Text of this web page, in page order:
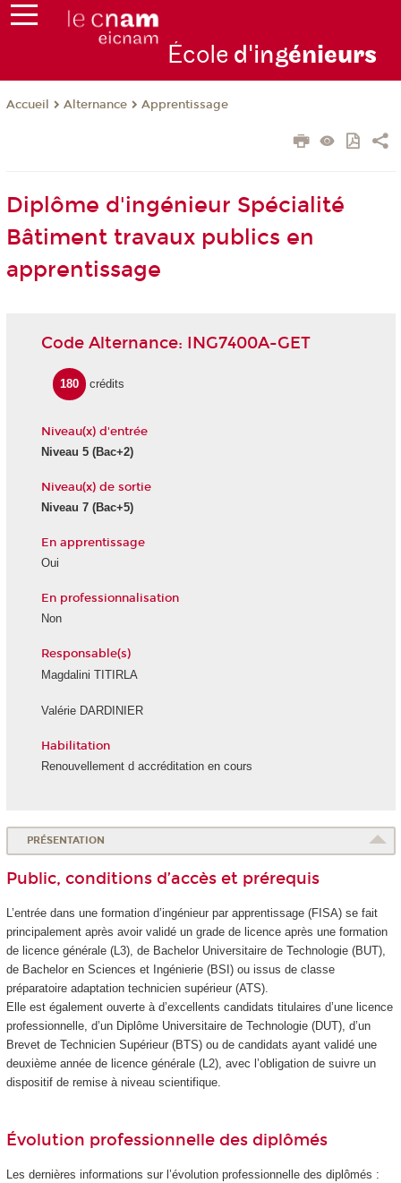
École d'ingénieurs
Accueil Alternance Apprentissage
Diplôme d'ingénieur Spécialité
Bâtiment travaux publics en
apprentissage
Code Alternance: ING7400A-GET
180 crédits
Niveau(x) d'entrée
Niveau 5(Bac+2)
Niveau(x) de sortie
Niveau 7(Bac+5)
En apprentissage
Oui
En professionnalisation
Non
Responsable(s)
Magdalini TITIRLA
Valérie DARDINIER
Habilitation
Renouvellement d accréditation en cours
PRÉSENTATION
Public, conditions d’accès et prérequis
L’entrée dans une formation d’ingénieur par apprentissage (FISA) se fait
principalement après avoir validé un grade de licence après une formation
de licence générale (L3), de Bachelor Universitaire de Technologie (BUT),
de Bachelor en Sciences et Ingénierie (BSI) ou issus de classe
préparatoire adaptation technicien supérieur (ATS).
Elle est également ouverte à d’excellents candidats titulaires d’une licence
professionnelle, d’un Diplôme Universitaire de Technologie (DUT), d’un
Brevet de Technicien Supérieur (BTS) ou de candidats ayant validé une
deuxième année de licence générale (L2), avec l’obligation de suivre un
dispositif de remise à niveau scientifique.
Évolution professionnelle des diplômés
Les dernières informations sur l’évolution professionnelle des diplômés :